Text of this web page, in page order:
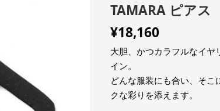
TAMARA ピアス
¥18,160
大胆、かつカラフルなイ
イン。
どんな服装にも合い、そ
クな彩りを添えます。